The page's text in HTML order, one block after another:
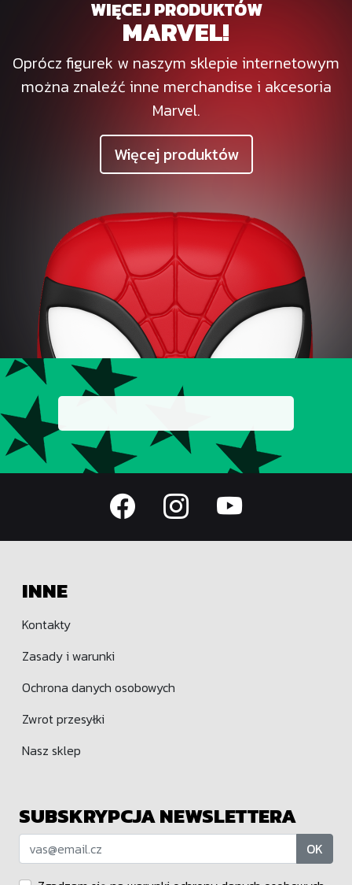
WIĘCEJ PRODUKTÓW
MARVEL!
Oprócz figurek w naszym sklepie internetowym
można znaleźć inne merchandise i akcesoria
Marvel.
Więcej produktów
INNE
Kontakty
Zasady i warunki
Ochrona danych osobowych
Zwrot przesyłki
Nasz sklep
SUBSKRYPCJA NEWSLETTERA
OK